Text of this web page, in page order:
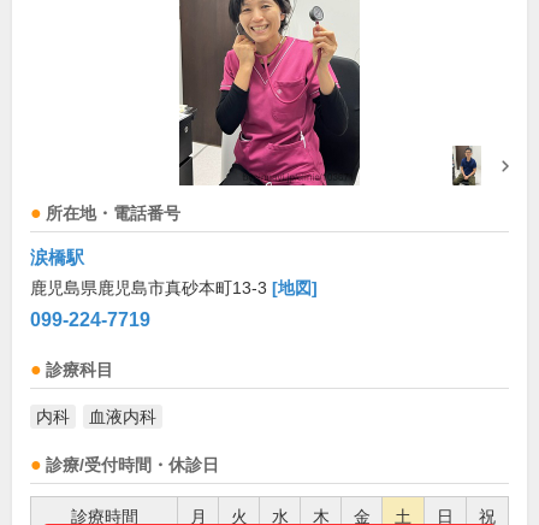
所在地・電話番号
涙橋駅
鹿児島県鹿児島市真砂本町13-3 [地図]
099-224-7719
診療科目
内科 血液内科
診療/受付時間・休診日
診療時間 月 火 水 木 金 土 日 祝